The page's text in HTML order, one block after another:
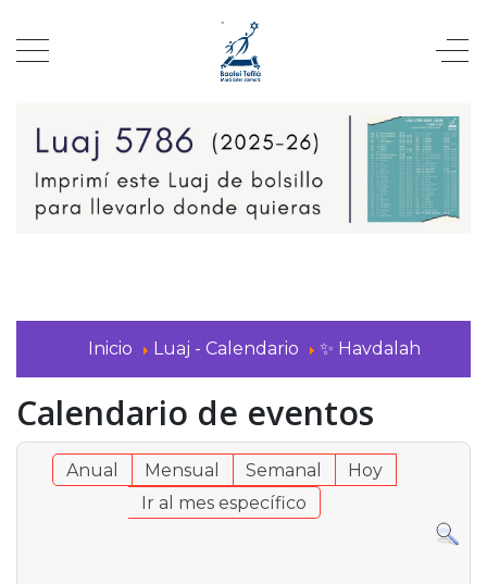
Inicio Luaj - Calendario ✨ Havdalah
Calendario de eventos
Anual Mensual Semanal
Hoy
Ir al mes específico